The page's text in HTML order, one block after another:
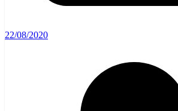
22/08/2020